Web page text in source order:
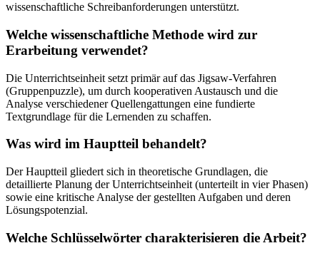
wissenschaftliche Schreibanforderungen unterstützt.
Welche wissenschaftliche Methode wird zur
Erarbeitung verwendet?
Die Unterrichtseinheit setzt primär auf das Jigsaw-Verfahren
(Gruppenpuzzle), um durch kooperativen Austausch und die
Analyse verschiedener Quellengattungen eine fundierte
Textgrundlage für die Lernenden zu schaffen.
Was wird im Hauptteil behandelt?
Der Hauptteil gliedert sich in theoretische Grundlagen, die
detaillierte Planung der Unterrichtseinheit (unterteilt in vier Phasen)
sowie eine kritische Analyse der gestellten Aufgaben und deren
Lösungspotenzial.
Welche Schlüsselwörter charakterisieren die Arbeit?